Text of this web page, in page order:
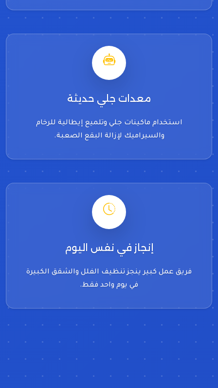
معدات جلي حديثة
استخدام ماكينات جلي وتلميع إيطالية للرخام
والسيراميك لإزالة البقع الصعبة.
إنجاز في نفس اليوم
فريق عمل كبير ينجز تنظيف الفلل والشقق الكبيرة
في يوم واحد فقط.